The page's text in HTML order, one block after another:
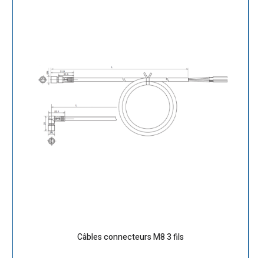
Câbles connecteurs M8 3 fils